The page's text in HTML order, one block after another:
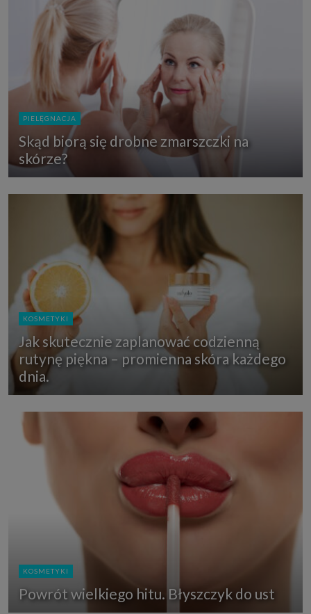
PIELĘGNACJA
Skąd biorą się drobne zmarszczki na
skórze?
KOSMETYKI
Jak skutecznie zaplanować codzienną
rutynę piękna – promienna skóra każdego
dnia.
KOSMETYKI
Powrót wielkiego hitu. Błyszczyk do ust